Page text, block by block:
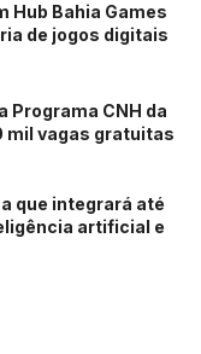
Hub Bahia Games
de jogos digitais
Programa CNH da
mil vagas gratuitas
que integrará até
artificial e